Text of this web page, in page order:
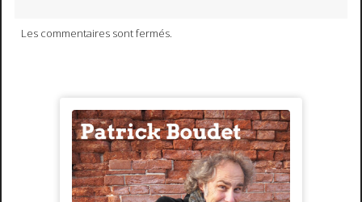
Les commentaires sont fermés.